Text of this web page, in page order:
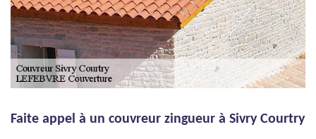
Faite appel à un couvreur zingueur à Sivry Courtry